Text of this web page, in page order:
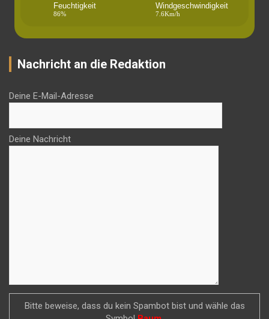
Feuchtigkeit
86%
Windgeschwindigkeit
7.6Km/h
Nachricht an die Redaktion
Deine E-Mail-Adresse
Deine Nachricht
Bitte beweise, dass du kein Spambot bist und wähle das